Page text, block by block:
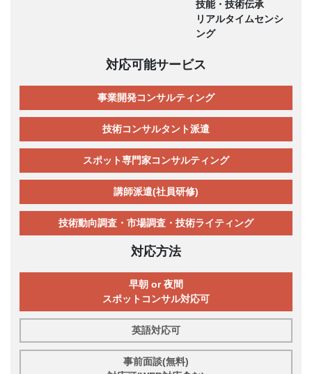
技能・技術伝承
リアルタイムセンシ
ング
対応可能サービス
事業開発コンサルティング
技術コンサルタント派遣
スポット専門家コンサルティング
講師派遣(社員研修)
技術動向調査・市場調査・技術ライティング
対応方法
早朝 or 夜間
スポットコンサル対応可
英語対応可
事前面談(無料)